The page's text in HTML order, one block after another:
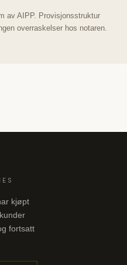
av AIPP. Provisjonsstruktur
overraskelser hos notaren.
kjøpt
fortsatt